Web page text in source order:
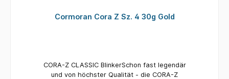
Cormoran Cora Z Sz. 4 30g Gold
CORA-Z CLASSIC BlinkerSchon fast legendär
und von höchster Qualität - die CORA-Z